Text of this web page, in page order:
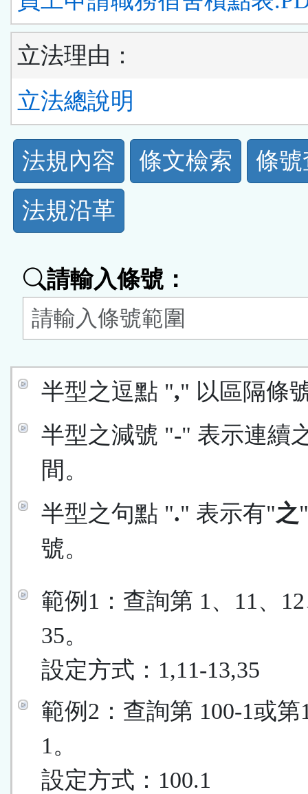
立法理由：
立法總說明
法
規
功
按
鈕
法規內容 條文檢索
條
法規沿革
請輸入條號：
半型之逗點 "," 以區隔條
半型之減號 "-" 表示連續
間。
半型之句點 "." 表示有"之
號。
範例1：查詢第 1、11、
35。
設定方式：1,11-13,35
範例2：查詢第 100-1或第
1。
設定方式：100.1